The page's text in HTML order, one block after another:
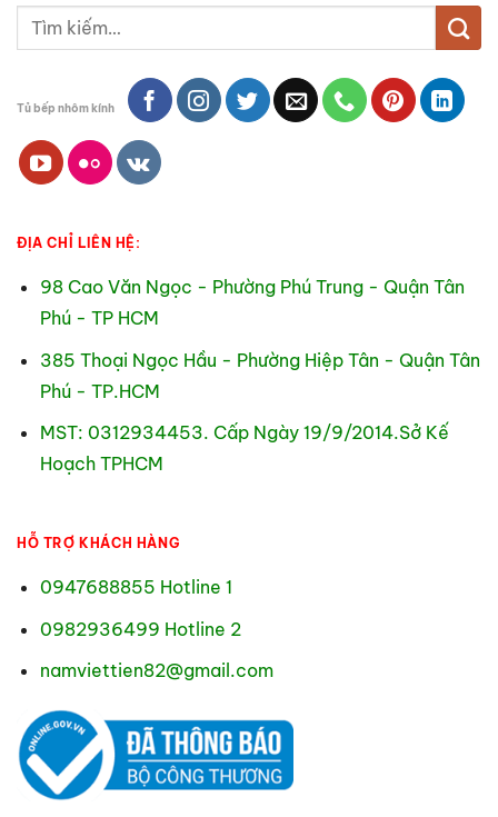
Tìm
kiếm:
Tủ bếp nhôm kính
ĐỊA CHỈ LIÊN HỆ:
98 Cao Văn Ngọc - Phường Phú Trung - Quận Tân
Phú - TP HCM
385 Thoại Ngọc Hầu - Phường Hiệp Tân - Quận Tân
Phú - TP.HCM
MST: 0312934453. Cấp Ngày 19/9/2014.Sở Kế
Hoạch TPHCM
HỖ TRỢ KHÁCH HÀNG
0947688855 Hotline 1
0982936499 Hotline 2
namviettien82@gmail.com